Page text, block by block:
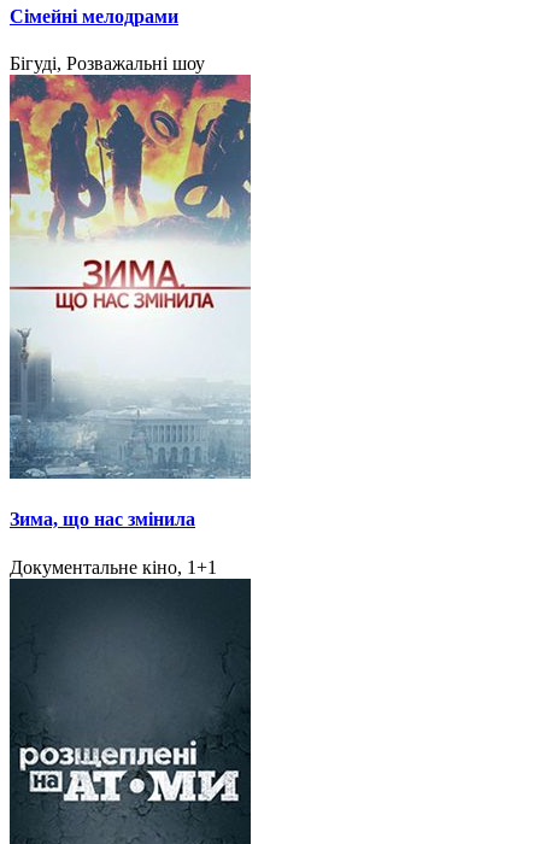
Сімейні мелодрами
Бігуді, Розважальні шоу
Зима, що нас змінила
Документальне кіно, 1+1